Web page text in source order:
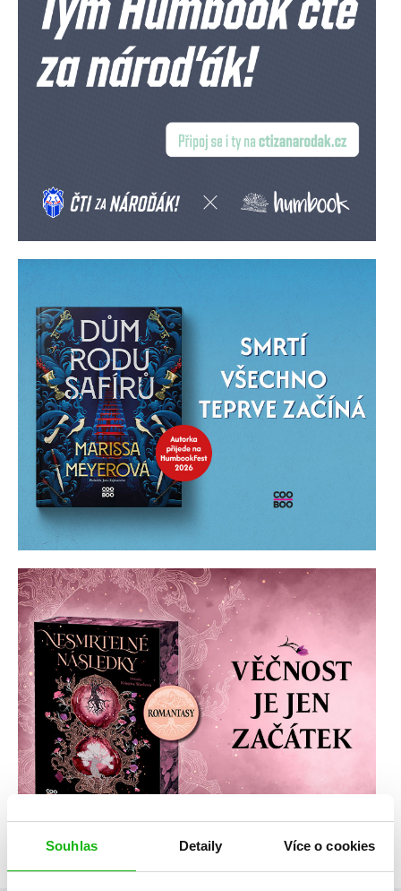
Souhlas Detaily Více o cookies